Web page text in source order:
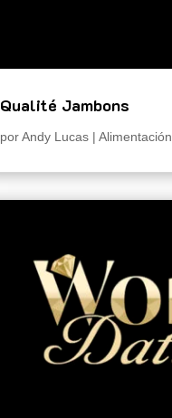
Qualité Jambons
porAndy Lucas |Alimentación